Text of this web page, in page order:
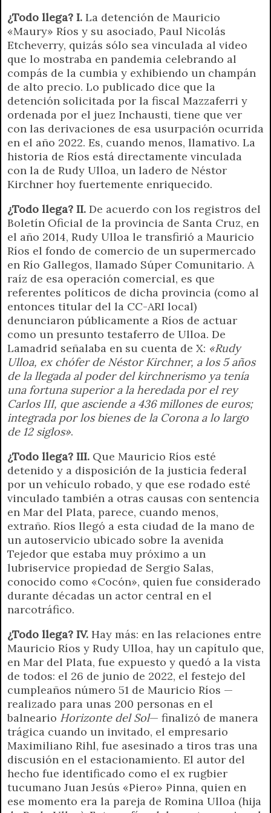
n
d
l
y
¿Todo llega? I. La detención de Mauricio
«Maury» Ríos y su asociado, Paul Nicolás
Etcheverry, quizás sólo sea vinculada al video
que lo mostraba en pandemia celebrando al
compás de la cumbia y exhibiendo un champán
de alto precio. Lo publicado dice que la
detención solicitada por la fiscal Mazzaferri y
ordenada por el juez Inchausti, tiene que ver
con las derivaciones de esa usurpación ocurrida
en el año 2022. Es, cuando menos, llamativo. La
historia de Ríos está directamente vinculada
con la de Rudy Ulloa, un ladero de Néstor
Kirchner hoy fuertemente enriquecido.
¿Todo llega? II. De acuerdo con los registros del
Boletín Oficial de la provincia de Santa Cruz, en
el año 2014, Rudy Ulloa le transfirió a Mauricio
Ríos el fondo de comercio de un supermercado
en Río Gallegos, llamado Súper Comunitario. A
raíz de esa operación comercial, es que
referentes políticos de dicha provincia (como al
entonces titular del la CC-ARI local)
denunciaron públicamente a Ríos de actuar
como un presunto testaferro de Ulloa. De
Lamadrid señalaba en su cuenta de X: «Rudy
Ulloa, ex chófer de Néstor Kirchner, a los 5 años
de la llegada al poder del kirchnerismo ya tenía
una fortuna superior a la heredada por el rey
Carlos III, que asciende a 436 millones de euros;
integrada por los bienes de la Corona a lo largo
de 12 siglos».
¿Todo llega? III. Que Mauricio Ríos esté
detenido y a disposición de la justicia federal
por un vehículo robado, y que ese rodado esté
vinculado también a otras causas con sentencia
en Mar del Plata, parece, cuando menos,
extraño. Ríos llegó a esta ciudad de la mano de
un autoservicio ubicado sobre la avenida
Tejedor que estaba muy próximo a un
lubriservice propiedad de Sergio Salas,
conocido como «Cocón», quien fue considerado
durante décadas un actor central en el
narcotráfico.
¿Todo llega? IV. Hay más: en las relaciones entre
Mauricio Ríos y Rudy Ulloa, hay un capítulo que,
en Mar del Plata, fue expuesto y quedó a la vista
de todos: el 26 de junio de 2022, el festejo del
cumpleaños número 51 de Mauricio Ríos —
realizado para unas 200 personas en el
balneario Horizonte del Sol— finalizó de manera
trágica cuando un invitado, el empresario
Maximiliano Rihl, fue asesinado a tiros tras una
discusión en el estacionamiento. El autor del
hecho fue identificado como el ex rugbier
tucumano Juan Jesús «Piero» Pinna, quien en
ese momento era la pareja de Romina Ulloa (hija